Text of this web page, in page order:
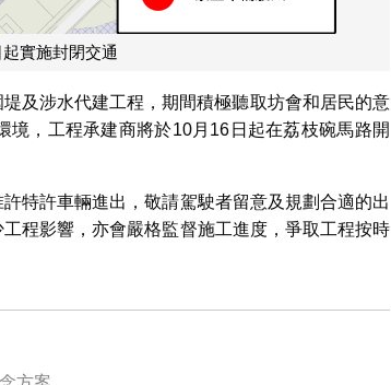
實施封閉交通
及涉水代建工程，期間積極聽取坊會和居民的意
境，工程承建商將於10月16日起在荔枝碗馬路開
特許車輛進出，敬請駕駛者留意及規劃合適的出
程影響，亦會嚴格監督施工進度，爭取工程按時